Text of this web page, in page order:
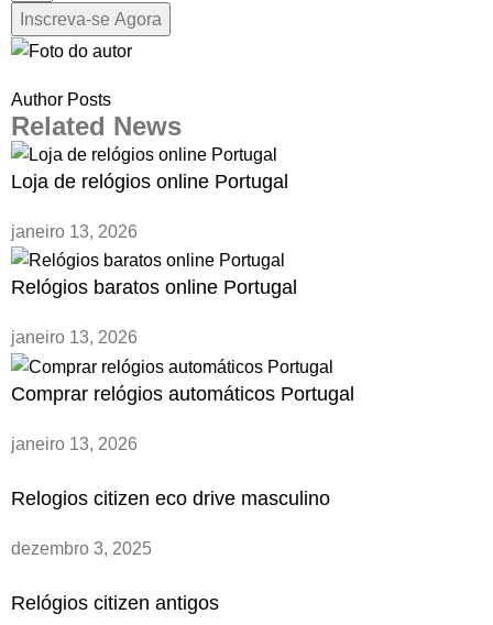
Inscreva-se Agora
Author Posts
Related News
Loja de relógios online Portugal
janeiro 13, 2026
Relógios baratos online Portugal
janeiro 13, 2026
Comprar relógios automáticos Portugal
janeiro 13, 2026
Relogios citizen eco drive masculino
dezembro 3, 2025
Relógios citizen antigos